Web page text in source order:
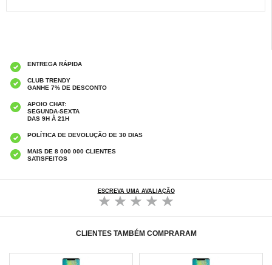
ENTREGA RÁPIDA
CLUB TRENDY
GANHE 7% DE DESCONTO
APOIO CHAT:
SEGUNDA-SEXTA
DAS 9H À 21H
POLÍTICA DE DEVOLUÇÃO DE 30 DIAS
MAIS DE 8 000 000 CLIENTES
SATISFEITOS
ESCREVA UMA AVALIAÇÃO
CLIENTES TAMBÉM COMPRARAM